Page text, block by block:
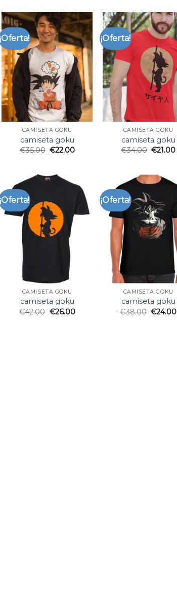
¡Oferta!
CAMISETA GOKU
camiseta goku
€35.00 €22.00
¡Oferta!
CAMISETA GOKU
camiseta goku
€34.00 €21.00
CAMISETA GOKU
camiseta goku
€42.00 €26.00
¡Oferta!
CAMISETA GOKU
camiseta goku
€38.00 €24.00